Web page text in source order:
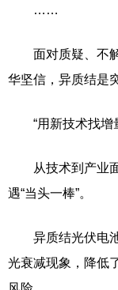
……
面对质疑、不解
华坚信，异质结是
“用新技术找增
从技术到产业面
遇“当头一棒”。
异质结光伏电池
光衰减现象，降低